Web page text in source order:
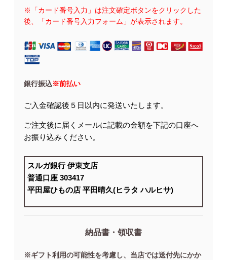
※「カード番号入力」は注文確定ボタンをクリックした
後、「カード番号入力フォーム」が表示されます。
銀行振込※前払い
ご入金確認後５日以内に発送いたします。
ご注文後に届くメールに記載の金額を下記の口座へ
お振り込みください。
スルガ銀行 伊東支店
普通口座 303417
平田屋ひもの店 平田晴久(ヒラタ ハルヒサ)
納品書・領収書
※ギフト利用の可能性を考慮し、当店では送付先にかか